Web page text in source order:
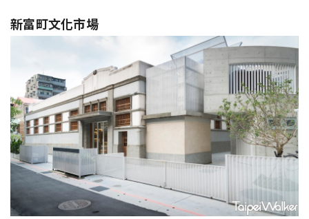
新富町文化市場